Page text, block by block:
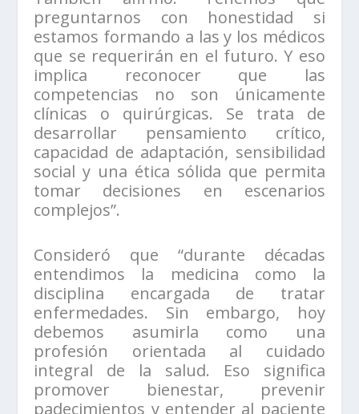
preguntarnos con honestidad si
estamos formando a las y los médicos
que se requerirán en el futuro. Y eso
implica reconocer que las
competencias no son únicamente
clínicas o quirúrgicas. Se trata de
desarrollar pensamiento crítico,
capacidad de adaptación, sensibilidad
social y una ética sólida que permita
tomar decisiones en escenarios
complejos”.
Consideró que “durante décadas
entendimos la medicina como la
disciplina encargada de tratar
enfermedades. Sin embargo, hoy
debemos asumirla como una
profesión orientada al cuidado
integral de la salud. Eso significa
promover bienestar, prevenir
padecimientos y entender al paciente